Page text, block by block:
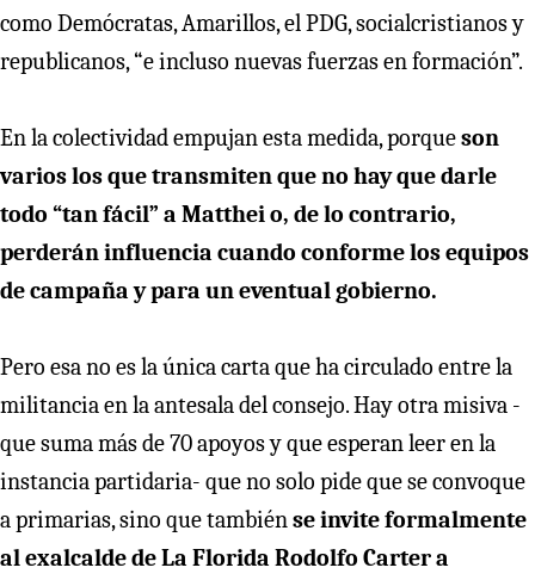
como Demócratas, Amarillos, el PDG, socialcristianos y
republicanos, “e incluso nuevas fuerzas en formación”.
En la colectividad empujan esta medida, porqueson
varios los que transmiten que no hay que darle
todo “tan fácil” a Matthei o, de lo contrario,
perderán influencia cuando conforme los equipos
de campaña y para un eventual gobierno.
Pero esa no es la única carta que ha circulado entre la
militancia en la antesala del consejo. Hay otra misiva -
que suma más de 70 apoyos y que esperan leer en la
instancia partidaria- que no solo pide que se convoque
a primarias, sino que tambiénse invite formalmente
al exalcalde de La Florida Rodolfo Carter a